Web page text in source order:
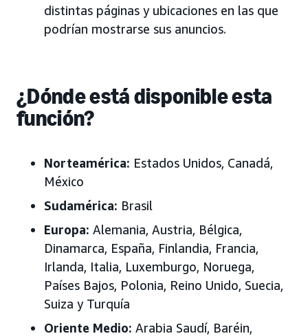
distintas páginas y ubicaciones en las que
podrían mostrarse sus anuncios.
¿Dónde está disponible esta
función?
Norteamérica: Estados Unidos, Canadá,
México
Sudamérica: Brasil
Europa: Alemania, Austria, Bélgica,
Dinamarca, España, Finlandia, Francia,
Irlanda, Italia, Luxemburgo, Noruega,
Países Bajos, Polonia, Reino Unido, Suecia,
Suiza y Turquía
Oriente Medio: Arabia Saudí, Baréin,